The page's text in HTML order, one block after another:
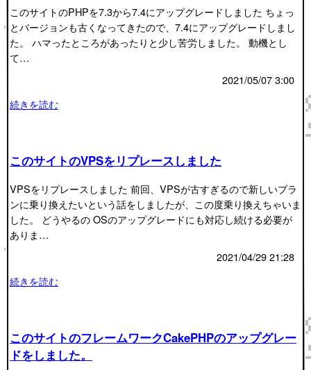
このサイトのPHPを7.3から7.4にアップグレードしました ちょっ
とバージョンも古くなってきたので、7.4にアップグレードしまし
た。 ハマったところがあったりと少し苦労しました。 動機とし
て…
2021/05/07 3:00
続きを読む
このサイトのVPSをリプレースしました
VPSをリプレースしました 前回、VPSが古すぎるので新しいプラ
ンに乗り換えたいという話をしましたが、この度乗り換えちゃいま
した。 どうやるの OSのアップグレードにも対応し続ける必要が
ありま…
2021/04/29 21:28
続きを読む
このサイトのフレームワークCakePHPのアップグレー
ドをしました。